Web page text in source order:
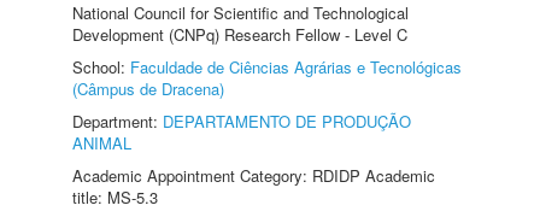
National Council for Scientific and Technological
Development (CNPq) Research Fellow - Level C
School: Faculdade de Ciências Agrárias e Tecnológicas
(Câmpus de Dracena)
Department: DEPARTAMENTO DE PRODUÇÃO
ANIMAL
Academic Appointment Category: RDIDP Academic
title: MS-5.3